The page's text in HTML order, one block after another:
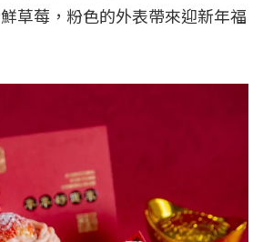
草莓，粉色的外表帶來迎新年福